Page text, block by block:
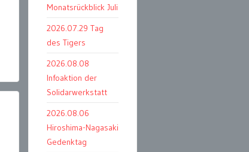
Monatsrückblick Juli
2026.07.29 Tag
des Tigers
2026.08.08
Infoaktion der
Solidarwerkstatt
2026.08.06
Hiroshima-Nagasaki
Gedenktag